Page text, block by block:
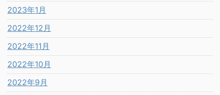
2023年1月
2022年12月
2022年11月
2022年10月
2022年9月